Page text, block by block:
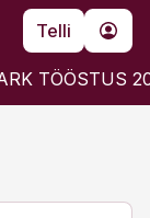
Telli
TÖÖSTUS